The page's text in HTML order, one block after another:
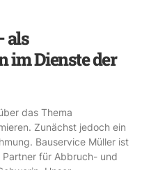
als
im Dienste der
das Thema
Zunächst jedoch ein
Bauservice Müller ist
für Abbruch- und